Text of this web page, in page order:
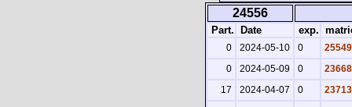
24556
Part. Date exp.
0 2024-05-10 0
25549
0
2024-05-09 0
23668
17
2024-04-07 0
23713